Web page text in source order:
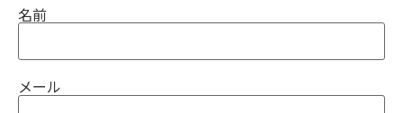
名前
メール